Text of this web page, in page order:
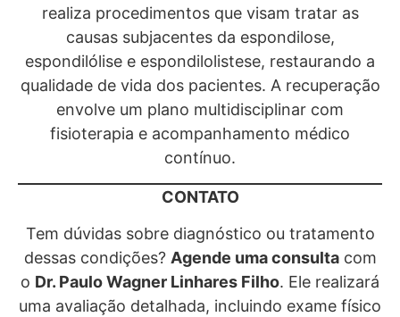
realiza procedimentos que visam tratar as
causas subjacentes da espondilose,
espondilólise e espondilolistese, restaurando a
qualidade de vida dos pacientes. A recuperação
envolve um plano multidisciplinar com
fisioterapia e acompanhamento médico
contínuo.
CONTATO
Tem dúvidas sobre diagnóstico ou tratamento
dessas condições? Agende uma consultacom
o Dr. Paulo Wagner Linhares Filho. Ele realizará
uma avaliação detalhada, incluindo exame físico